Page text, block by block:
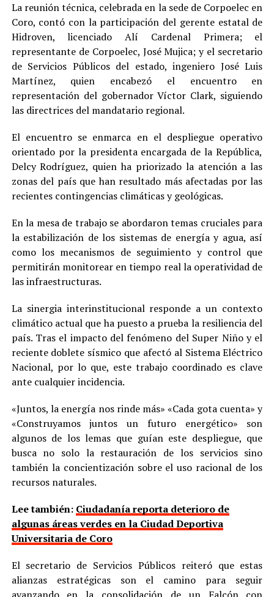
La reunión técnica, celebrada en la sede de Corpoelec en
Coro, contó con la participación del gerente estatal de
Hidroven, licenciado Alí Cardenal Primera; el
representante de Corpoelec, José Mujica; y el secretario
de Servicios Públicos del estado, ingeniero José Luis
Martínez, quien encabezó el encuentro en
representación del gobernador Víctor Clark, siguiendo
las directrices del mandatario regional.
El encuentro se enmarca en el despliegue operativo
orientado por la presidenta encargada de la República,
Delcy Rodríguez, quien ha priorizado la atención a las
zonas del país que han resultado más afectadas por las
recientes contingencias climáticas y geológicas.
En la mesa de trabajo se abordaron temas cruciales para
la estabilización de los sistemas de energía y agua, así
como los mecanismos de seguimiento y control que
permitirán monitorear en tiempo real la operatividad de
las infraestructuras.
La sinergia interinstitucional responde a un contexto
climático actual que ha puesto a prueba la resiliencia del
país. Tras el impacto del fenómeno del Super Niño y el
reciente doblete sísmico que afectó al Sistema Eléctrico
Nacional, por lo que, este trabajo coordinado es clave
ante cualquier incidencia.
«Juntos, la energía nos rinde más» «Cada gota cuenta» y
«Construyamos juntos un futuro energético» son
algunos de los lemas que guían este despliegue, que
busca no solo la restauración de los servicios sino
también la concientización sobre el uso racional de los
recursos naturales.
Lee también: Ciudadanía reporta deterioro de
algunas áreas verdes en la Ciudad Deportiva
Universitaria de Coro
El secretario de Servicios Públicos reiteró que estas
alianzas estratégicas son el camino para seguir